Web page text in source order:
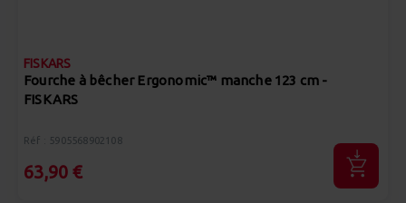
FISKARS
Fourche à bêcher Ergonomic™ manche 123 cm -
FISKARS
Réf : 5905568902108
63,90 €